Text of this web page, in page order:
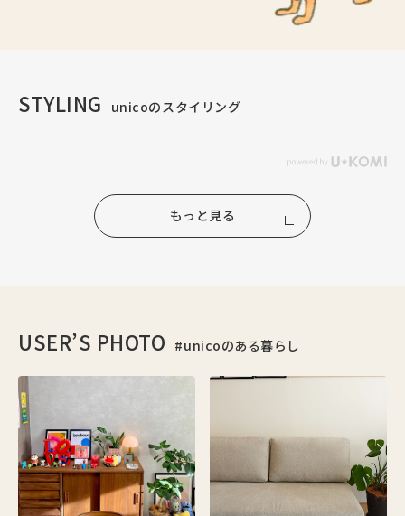
STYLING unicoのスタイリング
もっと見る
USER’S PHOTO #unicoのある暮らし